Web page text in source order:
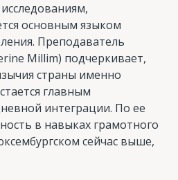
основным языком
Преподаватель
Millim) подчеркивает,
страны именно
главным
интеграции. По ее
в навыках грамотного
сейчас выше,